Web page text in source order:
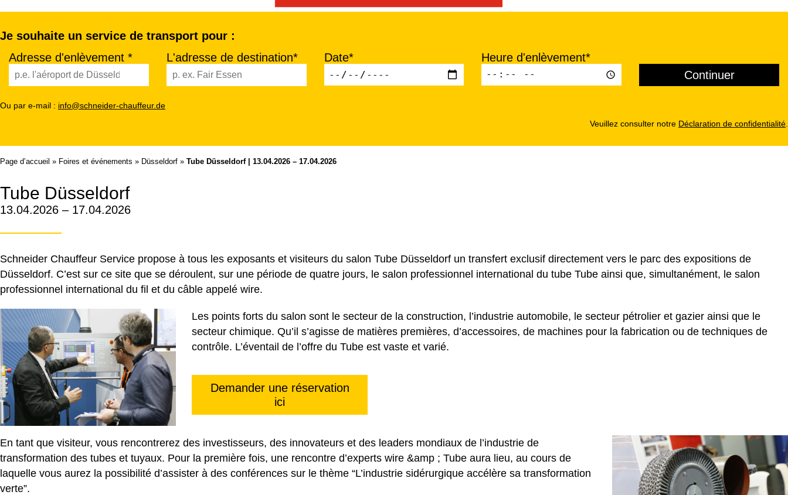
Je souhaite un service de transport pour :
Adresse d'enlèvement *
L'adresse de destination* Date* Heure d'enlèvement*
Ou par e-mail : info@schneider-chauffeur.de
Veuillez consulter notre Déclaration de confidentialité
Page d’accueil » Foires et événements » Düsseldorf » Tube Düsseldorf | 13.04.2026 – 17.04.2026
Tube Düsseldorf
13.04.2026 – 17.04.2026
Schneider Chauffeur Service propose à tous les exposants et visiteurs du salon Tube Düsseldorf un transfert exclusif directement vers le parc des expositions de
Düsseldorf. C’est sur ce site que se déroulent, sur une période de quatre jours, le salon professionnel international du tube Tube ainsi que, simultanément, le salon
professionnel international du fil et du câble appelé wire.
Les points forts du salon sont le secteur de la construction, l’industrie automobile, le secteur pétrolier et gazier ainsi que le
secteur chimique. Qu’il s’agisse de matières premières, d’accessoires, de machines pour la fabrication ou de techniques de
contrôle. L’éventail de l’offre du Tube est vaste et varié.
Demander une réservation
ici
En tant que visiteur, vous rencontrerez des investisseurs, des innovateurs et des leaders mondiaux de l’industrie de
transformation des tubes et tuyaux. Pour la première fois, une rencontre d’experts wire &amp ; Tube aura lieu, au cours de
laquelle vous aurez la possibilité d’assister à des conférences sur le thème “L’industrie sidérurgique accélère sa transformation
verte”.